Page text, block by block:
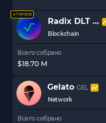
★ TOP 2020
Radix DLT XRD
Blockchain
Всего собрано
$18.70 M
Gelato GEL
Network
Всего собрано